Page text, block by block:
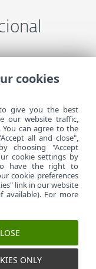
técnico ESET
de cookies
Todos os direitos
cookies
give you the best
our website traffic,
can agree to the
all and close",
choosing "Accept
cookie settings by
have the right to
cookie preferences
link in our website
For more
ONLY